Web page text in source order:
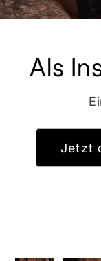
Als
Jetzt